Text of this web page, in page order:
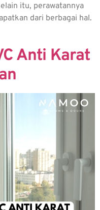
itu, perawatannya
dari berbagai hal.
Anti Karat